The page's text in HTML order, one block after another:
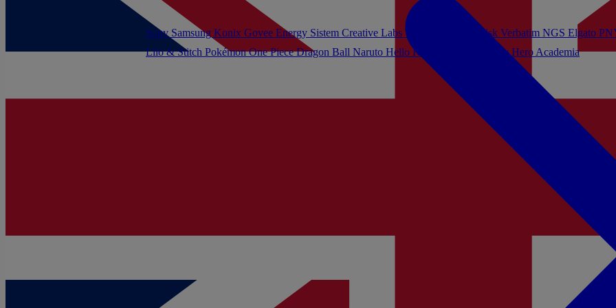
Lilo & Stitch PokémonOne PieceDragon Ball Naruto Hello Kitty My Hero Academia
Sony Samsung Konix Govee Energy Sistem Creative Labs Turtle Beach Sandisk Verbatim NGS Elgato